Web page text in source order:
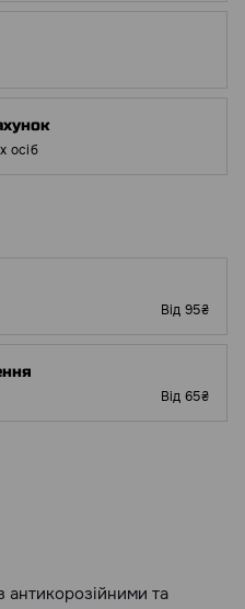
осіб
Від 95₴
Від 65₴
та